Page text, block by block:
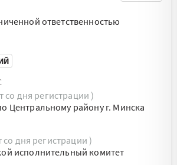
ответственностью
со дня регистрации )
Центральному району г. Минска
со дня регистрации )
исполнительный комитет